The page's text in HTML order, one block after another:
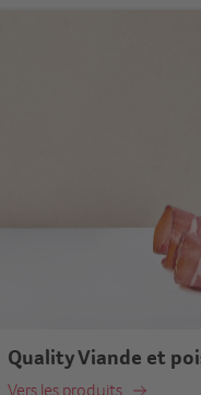
Quality Viande et
Vers les produits